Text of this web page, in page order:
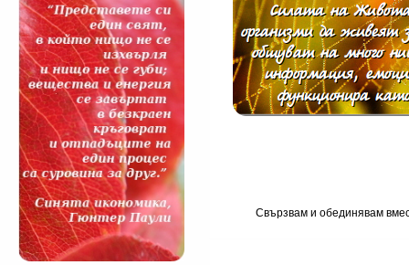
Свързвам и обединявам